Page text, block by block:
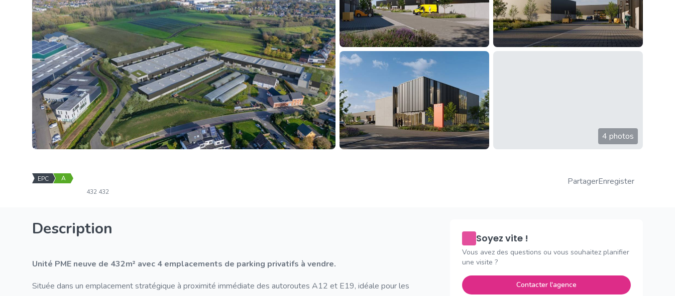
4 photos
EPC A
432 432
PartagerEnregister
Description
Unité PME neuve de 432m² avec 4 emplacements de parking privatifs à vendre.
Située dans un emplacement stratégique à proximité immédiate des autoroutes A12 et E19, idéale pour les
Soyez vite !
Vous avez des questions ou vous souhaitez planifier
une visite ?
Contacter l'agence